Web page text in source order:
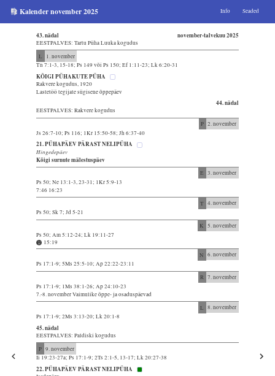
Kalender november 2025 Info Seaded
43. nädal november-talvekuu 2025
EESTPALVES: Tartu Püha Luuka kogudus
L
1. november
Tn 7:1-3, 15-18; Ps 149 või Ps 150; Ef 1:11-23; Lk 6:20-31
KÕIGI PÜHAKUTE PÜHA
Rakvere kogudus, 1920
Lastetöö tegijate sügisene õppepäev
44. nädal
EESTPALVES: Rakvere kogudus
P 2. november
Js 26:7-10; Ps 116; 1Kr 15:50-58; Jh 6:37-40
21. PÜHAPÄEV PÄRAST NELIPÜHA
Hingedepäev
Kõigi surnute mälestuspäev
E 3. november
Ps 50; Ne 13:1-3, 23-31; 1Kr 5:9-13
7:46 16:23
T 4. november
Ps 50; Sk 7; Jd 5-21
K 5. november
Ps 50; Am 5:12-24; Lk 19:11-27
15:19
N 6. november
Ps 17:1-9; 5Ms 25:5-10; Ap 22:22-23:11
R 7. november
Ps 17:1-9; 1Ms 38:1-26; Ap 24:10-23
7.-8. november Vaimulike õppe- ja osaduspäevad
L
8. november
Ps 17:1-9; 2Ms 3:13-20; Lk 20:1-8
45. nädal
EESTPALVES: Paldiski kogudus
P 9. november
Ii 19:23-27a; Ps 17:1-9; 2Ts 2:1-5, 13-17; Lk 20:27-38
22. PÜHAPÄEV PÄRAST NELIPÜHA